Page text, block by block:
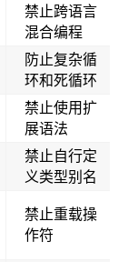
禁止跨语言
混合编程
防止复杂循
环和死循环
禁止使用扩
展语法
禁止自行定
义类型别名
禁止重载操
作符